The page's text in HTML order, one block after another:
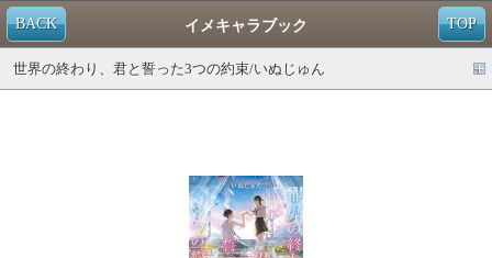
TOP
BACK イメキャラブック
世界の終わり、君と誓った3つの約束/いぬじゅん